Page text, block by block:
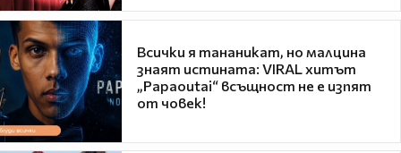
Всички я тананикат, но малцина
знаят истината: VIRAL хитът
„Papaoutai“ всъщност не е изпят
от човек!